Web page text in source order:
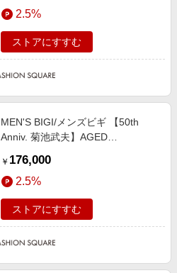
2.5%
ストアにすすむ
MEN'S BIGI/メンズビギ 【50th
Anniv. 菊池武夫】AGED
ラウン ３
￥ 176,000
2.5%
ストアにすすむ